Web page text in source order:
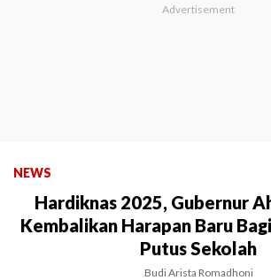
NEWS
Hardiknas 2025, Gubernur
Kembalikan Harapan Baru
Putus Sekolah
Budi Arista Romadhoni